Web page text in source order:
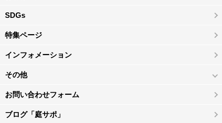
SDGs
特集ページ
インフォメーション
その他
お問い合わせフォーム
ブログ「庭サポ」